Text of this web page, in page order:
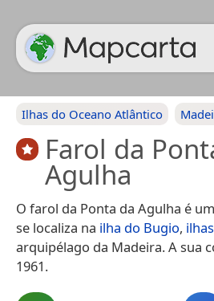
Ilhas do Oceano Atlântico
Farol da
Agulha
O farol da Ponta da Agulha é
se localiza na ilha do Bugio,
arquipélago da Madeira. A sua
1961.